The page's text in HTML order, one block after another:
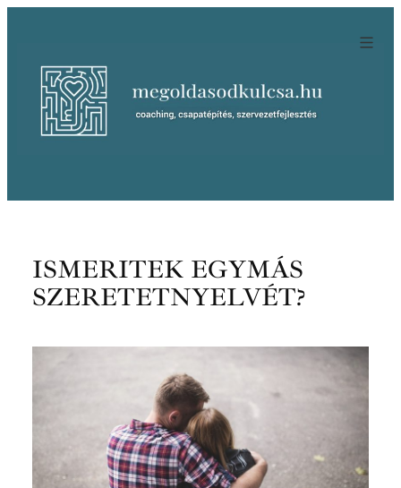
tartalomhoz
ISMERITEK EGYMÁS
SZERETETNYELVÉT?